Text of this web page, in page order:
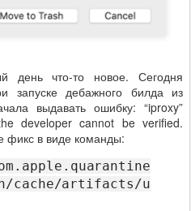
день что-то новое. Сегодня
запуске дебажного билда из
выдавать ошибку: “iproxy”
developer cannot be verified.
фикс в виде команды:
bin/cache/artifacts/u